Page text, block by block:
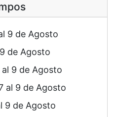
9 de Agosto
de Agosto
9 de Agosto
al 9 de Agosto
9 de Agosto